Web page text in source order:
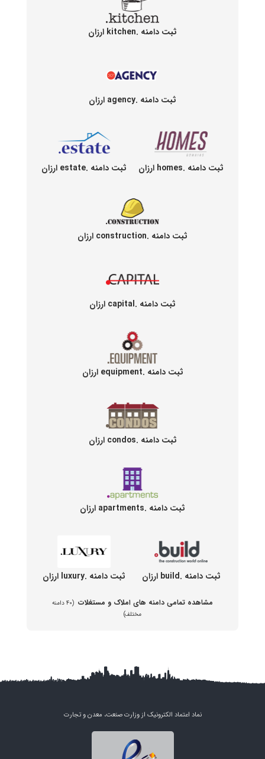
ثبت دامنه .kitchen ارزان
ثبت دامنه .agency ارزان
ثبت دامنه .homes ارزان ثبت دامنه .estate ارزان
ثبت دامنه .construction ارزان
ثبت دامنه .capital ارزان
ثبت دامنه .equipment ارزان
ثبت دامنه .condos ارزان
ثبت دامنه .apartments ارزان
ثبت دامنه .build ارزان ثبت دامنه .luxury ارزان
مشاهده تمامی دامنه های املاک و مستغلات
(۴۰ دامنه
مختلف)
نماد اعتماد الکترونیک از وزارت صنعت، معدن و تجارت